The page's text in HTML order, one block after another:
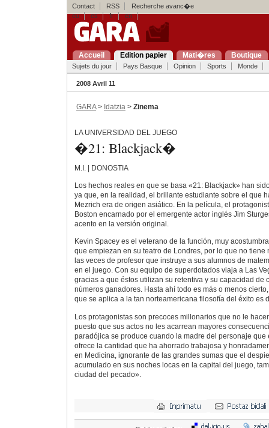
Contact RSS
Recherche avanc�e
eu
es fr en
Accueil Edition papier Mati�res Boutique
Sujets du jour Pays Basque Opinion Sports Monde
2008 Avril 11
GARA> Idatzia > Zinema
LA UNIVERSIDAD DEL JUEGO
�21: Blackjack�
M.I. | DONOSTIA
Los hechos reales en que se basa «21: Blackjack» han
ya que, en la realidad, el brillante estudiante sobre el que
Mezrich era de origen asiático. En la película, el
Boston encarnado por el emergente actor inglés Jim
acento en la versión original.
Kevin Spacey es el veterano de la función, muy
que empiezan en su teatro de Londres, por lo que no tiene
las veces de profesor que instruye a sus alumnos de
en el juego. Con su equipo de superdotados viaja a Las
gracias a que éstos utilizan su retentiva y su capacidad de
números ganadores. Hasta ahí todo es más o menos
que se aplica a la tan norteamericana filosofía del éxito es
Los protagonistas son precoces millonarios que no le
puesto que sus actos no les acarrean mayores
paradójica se produce cuando la madre del personaje que
ofrece la cantidad que ha ahorrado trabajosa y
en Medicina, ignorante de las grandes sumas que el
acumulado en sus noches locas en la capital del juego,
ciudad del pecado».